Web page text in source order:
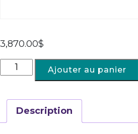
3,870.00$
Ajouter au panier
Description